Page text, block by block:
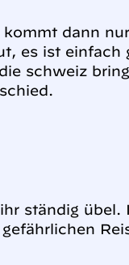
dann
es ist
schweiz
ständig